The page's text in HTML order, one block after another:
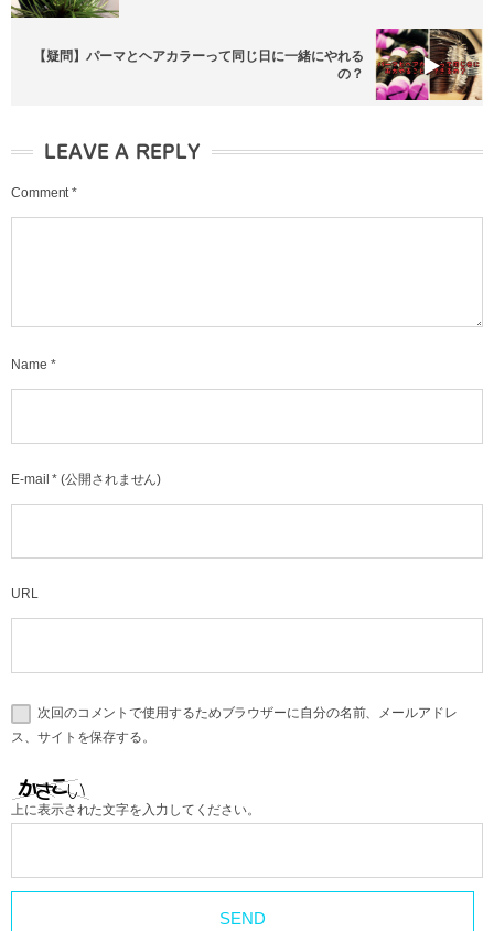
【疑問】パーマとヘアカラーって同じ日に一緒にやれる
の？
LEAVE A REPLY
Comment *
Name *
E-mail * (公開されません)
URL
次回のコメントで使用するためブラウザーに自分の名前、メールアドレ
ス、サイトを保存する。
上に表示された文字を入力してください。